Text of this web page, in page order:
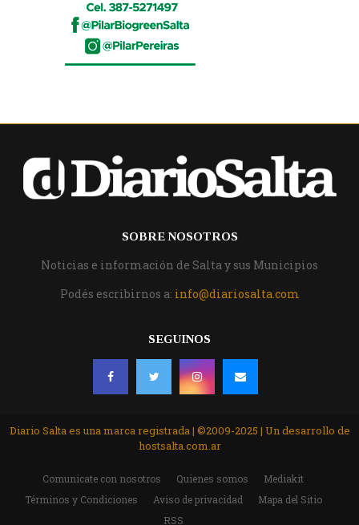
SOBRE NOSOTROS
Noticias e información de Salta y sus Municipios
Podés escribirnos a: info@diariosalta.com
SEGUINOS
Diario Salta es una marca registrada | ©2009-2025 | Un desarrollo de
hostsalta.com.ar
Comunicate con nosotros Quienes somos
Mediakit
Términos y Condiciones
Aviso de privacidad
Mapa del Sitio
RSS